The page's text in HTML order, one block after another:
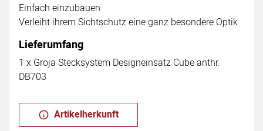
Einfach einzubauen
Verleiht ihrem Sichtschutz eine ganz besondere Optik
Lieferumfang
1 x Groja Stecksystem Designeinsatz Cube anthr.
DB703
Artikelherkunft